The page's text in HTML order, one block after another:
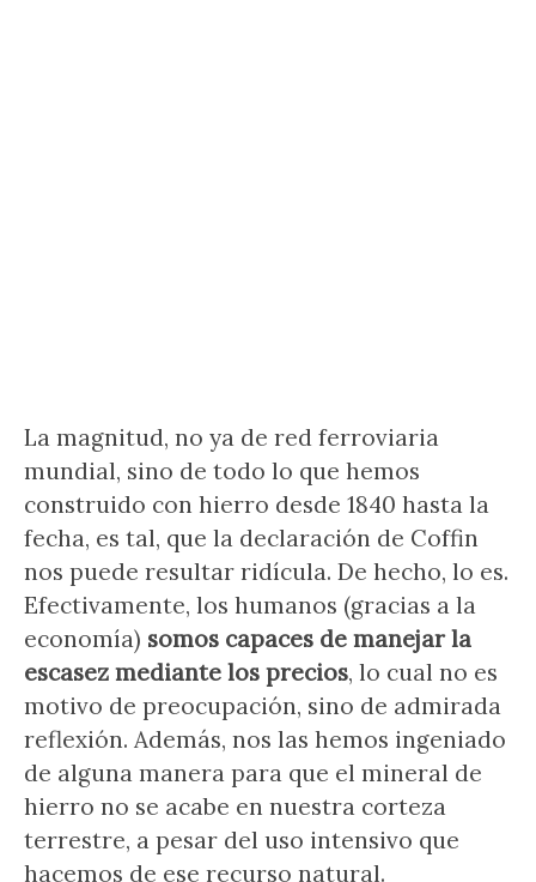
La magnitud, no ya de red ferroviaria
mundial, sino de todo lo que hemos
construido con hierro desde 1840 hasta la
fecha, es tal, que la declaración de Coffin
nos puede resultar ridícula. De hecho, lo es.
Efectivamente, los humanos (gracias a la
economía) somos capaces de manejar la
escasez mediante los precios, lo cual no es
motivo de preocupación, sino de admirada
reflexión. Además, nos las hemos ingeniado
de alguna manera para que el mineral de
hierro no se acabe en nuestra corteza
terrestre, a pesar del uso intensivo que
hacemos de ese recurso natural.